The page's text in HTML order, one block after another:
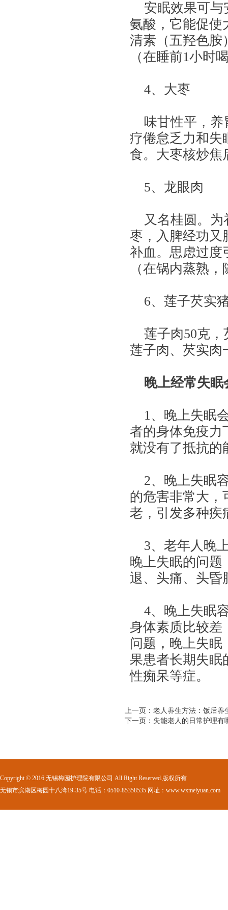
安眠效果可与
氨酸，它能促使
清素（五羟色胺
（在睡前1小时
4、大枣
味甘性平，养
疗倦怠乏力和失
食。大枣核炒焦
5、龙眼肉
又名桂圆。为
枣，入脾经功又
补血。思虑过度
（在锅内蒸熟
6、莲子芡实
莲子肉50克，
莲子肉、芡实肉
晚上经常失眠
1、晚上失眠
者的身体免疫力
就没有了抵抗的
2、晚上失眠
的危害非常大，
老，引发多种疾
3、老年人晚
晚上失眠的问题
退、头痛、头昏
4、晚上失眠
身体素质比较差
问题，晚上失眠
果患者长期失眠
性痴呆等症。
上一页：老人养生方法：饭后养
下一页：失能老人的日常护理有
Copyright © 2016 无锡梅园护理院有限公司 All Right Reserved.版权所有
无锡市滨湖区梅园十八湾19-35号 电话：0510-85358535 网址：www.wxmeiyuan.com